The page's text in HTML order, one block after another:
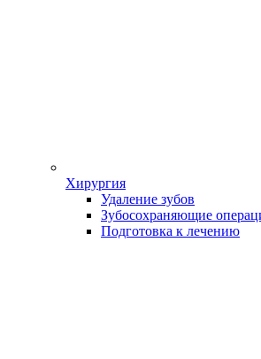
Хирургия
Удаление зубов
Зубосохраняющие
Подготовка к лечению